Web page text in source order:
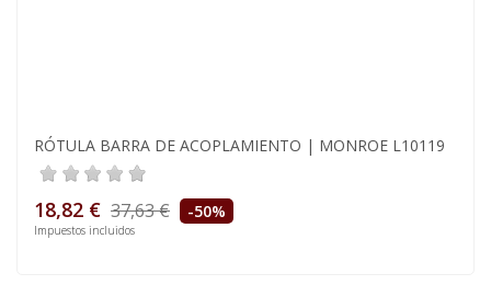
RÓTULA BARRA DE ACOPLAMIENTO | MONROE L10119
18,82 € 37,63 € -50%
Impuestos incluidos